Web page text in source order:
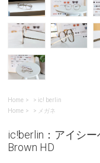
Home > ic! berlin
Home
> メガネ
ic!berlin：アイシ
Brown HD